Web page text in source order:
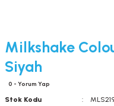
Milkshake
Siyah
0 - Yorum Yap
Stok Kodu